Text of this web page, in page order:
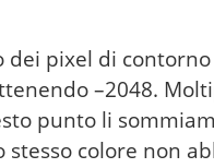
pixel di
–2048.
punto li
colore non